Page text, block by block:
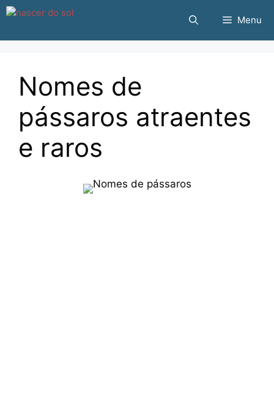
Pular
o
Menu
Nomes de
pássaros atraentes
e raros